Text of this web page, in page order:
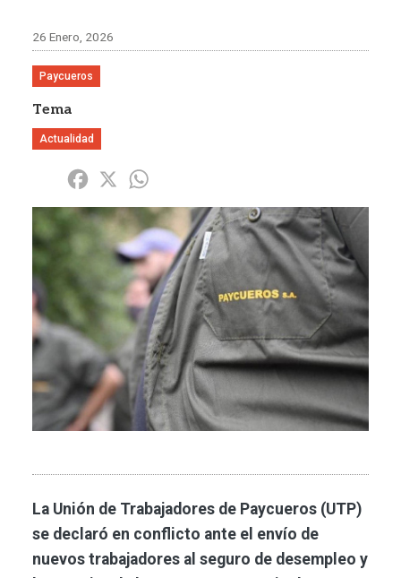
26 Enero, 2026
Paycueros
Tema
Actualidad
Share Facebook
X
Imagen
La Unión de Trabajadores de Paycueros (UTP)
se declaró en conflicto ante el envío de
nuevos trabajadores al seguro de desempleo y